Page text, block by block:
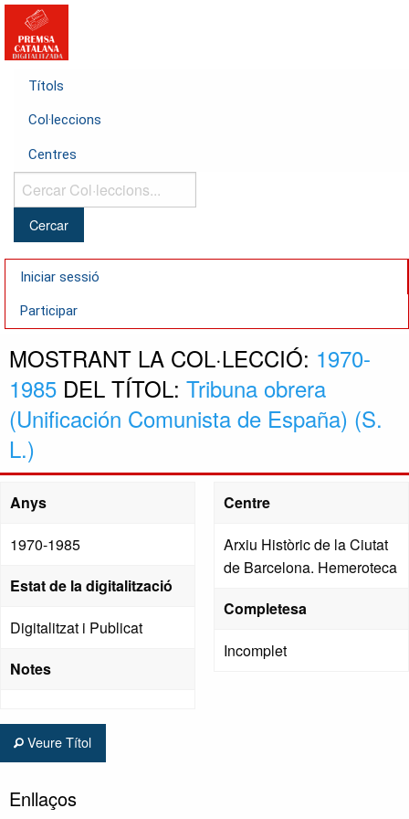
Títols
Col·leccions
Centres
Cercar
Col·leccions...
Iniciar sessió
Participar
MOSTRANT LA COL·LECCIÓ: 1970-
1985 DEL TÍTOL: Tribuna obrera
(Unificación Comunista de España) (S.
L.)
Anys
1970-1985
Estat de la digitalització
Digitalitzat i Publicat
Notes
Centre
Arxiu Històric de la Ciutat
de Barcelona. Hemeroteca
Completesa
Incomplet
Veure Títol
Enllaços